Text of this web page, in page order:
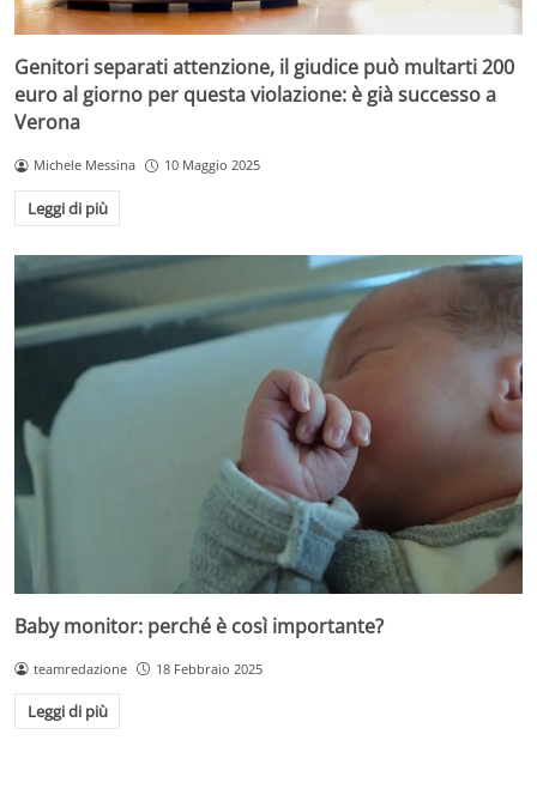
Genitori separati attenzione, il giudice può multarti 200
euro al giorno per questa violazione: è già successo a
Verona
Michele Messina 10 Maggio 2025
Leggi di più
Baby monitor: perché è così importante?
teamredazione 18 Febbraio 2025
Leggi di più